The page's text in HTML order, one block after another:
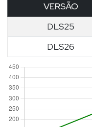
VERSÃO
DLS25
DLS26